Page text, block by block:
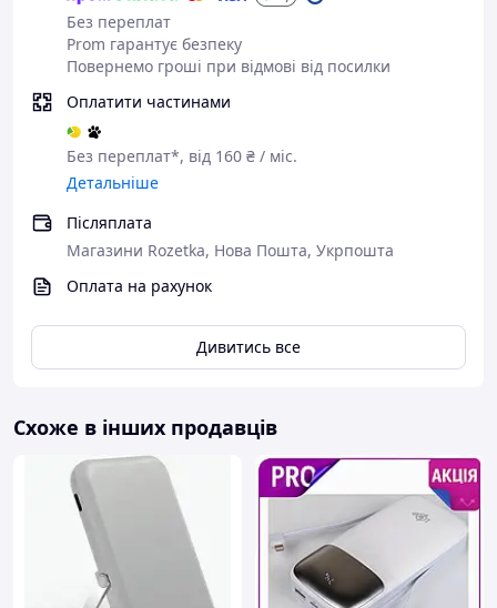
Переваги:
заряджання
заряджання декількох
пристроїв
Точний LED-екран із
зображенням заряду
Захист від короткого замикання,
перегрівання та перенапруги
Без переплат
Prom гарантує безпеку
Повернемо гроші при відмові від посилки
Оплатити частинами
Без переплат*, від 160 ₴ / міс.
Детальніше
Післяплата
Магазини Rozetka, Нова Пошта, Укрпошта
Оплата на рахунок
Дивитись все
Схоже в інших продавців